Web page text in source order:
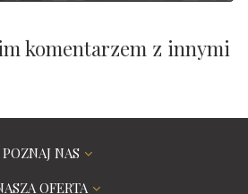
komentarzem z innymi
POZNAJ NAS
OFERTA